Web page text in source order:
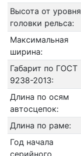
Высота от уровня
головки рельса:
Максимальная
ширина:
Габарит по ГОСТ
9238-2013:
Длина по осям
автосцепок:
Длина по раме:
Год начала
серийного